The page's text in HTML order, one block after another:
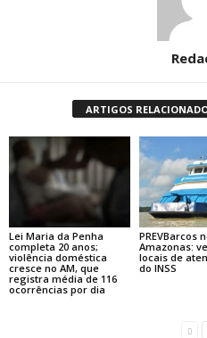
ARTIGOS
Lei Maria da Penha
completa 20 anos;
violência doméstica
cresce no AM, que
registra média de 116
ocorrências por dia
PREVBarcos
Amazonas:
locais de
do INSS